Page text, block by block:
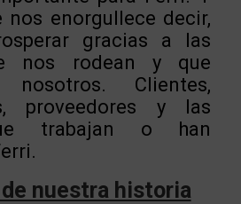
nos enorgullece decir,
gracias a las
nos rodean y que
Clientes,
proveedores y las
trabajan o han
nuestra historia